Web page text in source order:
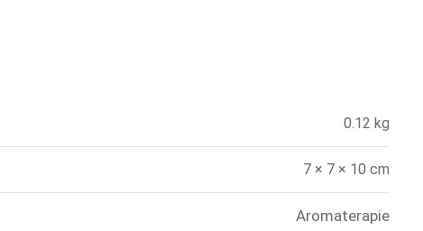
0.12 kg
7 × 7 × 10 cm
Aromaterapie